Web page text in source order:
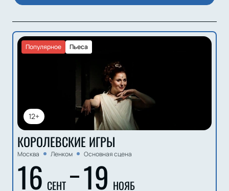
12+
Пьеса
Популярное
КОРОЛЕВСКИЕ ИГРЫ
Москва Ленком Основная сцена
16 СЕНТ 19 НОЯБ